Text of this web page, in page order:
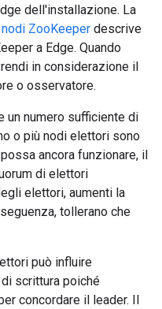
dell'installazione. La
ZooKeeper descrive
a Edge. Quando
in considerazione il
o osservatore.
un numero sufficiente di
o più nodi elettori sono
ancora funzionare, il
di elettori
elettori, aumenti la
tollerano che
può influire
scrittura poiché
concordare il leader. Il